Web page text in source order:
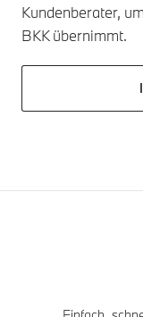
Kundenberater,
BKK übernimmt.